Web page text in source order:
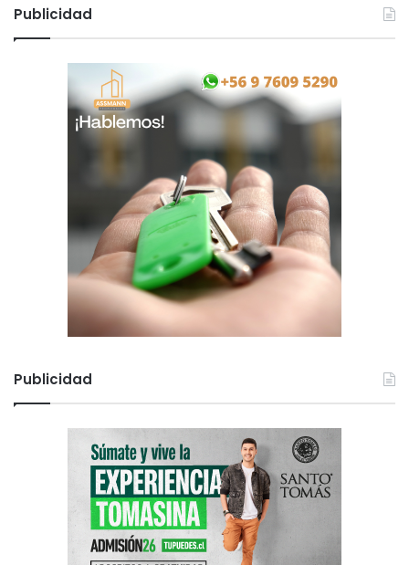
Publicidad
Publicidad